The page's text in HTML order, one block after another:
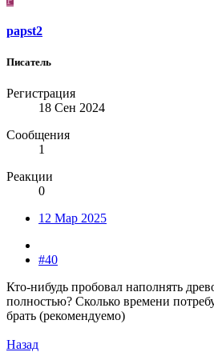
papst2
Писатель
Регистрация
18 Сен 2024
Сообщения
1
Реакции
0
12 Мар 2025
#40
Кто-нибудь пробовал наполнять
полностью? Сколько времени
брать (рекомендуемо)
Назад